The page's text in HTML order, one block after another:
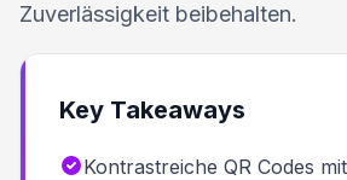
Zuverlässigkeit beibehalten.
Key Takeaways
Kontrastreiche QR Codes